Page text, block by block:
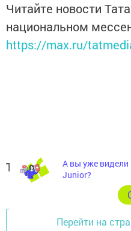
Читайте новости
национальном
https://max.ru/
Теги:
ВЛАДИМИР ПУТИН
Перейти на
А вы уже видели
Junior?